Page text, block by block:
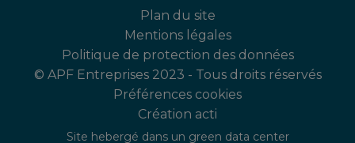
Plan du site
Mentions légales
Politique de protection des données
© APF Entreprises 2023 - Tous droits réservés
Préférences cookies
Création acti
Site hebergé dans un green data center